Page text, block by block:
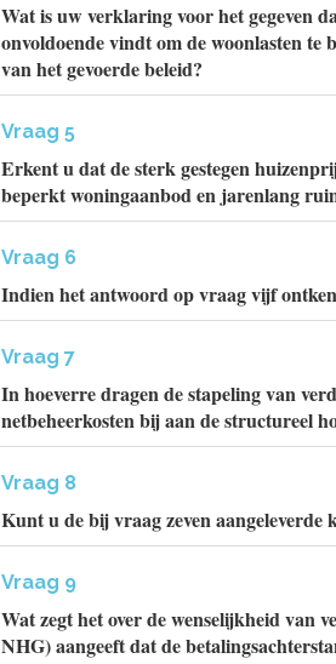
Wat is uw verklaring voor het gegeven
onvoldoende vindt om de woonlasten
van het gevoerde beleid?
Vraag 5
Erkent u dat de sterk gestegen
beperkt woningaanbod en jarenlang
Vraag 6
Indien het antwoord op vraag vijf
Vraag 7
In hoeverre dragen de stapeling van
netbeheerkosten bij aan de structureel
Vraag 8
Kunt u de bij vraag zeven
Vraag 9
Wat zegt het over de wenselijkheid van
NHG) aangeeft dat de